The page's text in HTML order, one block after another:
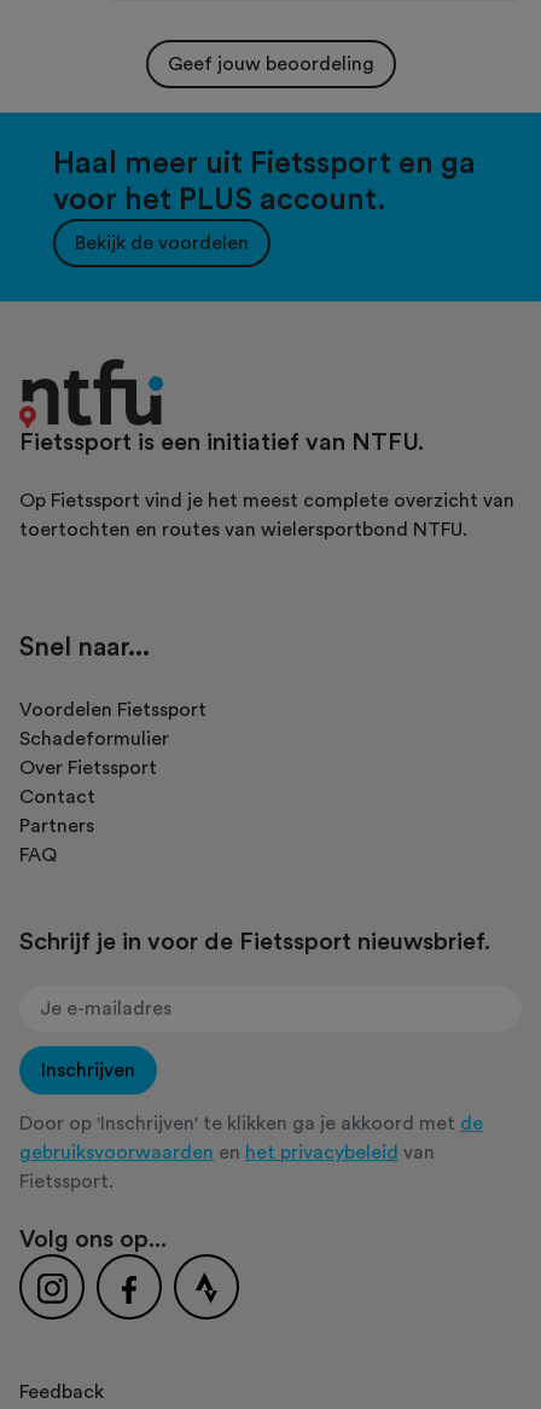
Geef jouw beoordeling
Haal meer uit Fietssport en ga
voor het PLUS account.
Bekijk de voordelen
Fietssport is een initiatief van NTFU.
Op Fietssport vind je het meest complete overzicht van
toertochten en routes van wielersportbond NTFU.
Snel naar...
Voordelen Fietssport
Schadeformulier
Over Fietssport
Contact
Partners
FAQ
Schrijf je in voor de Fietssport nieuwsbrief.
Inschrijven
Door op 'Inschrijven' te klikken ga je akkoord met de
gebruiksvoorwaarden en het privacybeleid van
Fietssport.
Volg ons op...
Feedback